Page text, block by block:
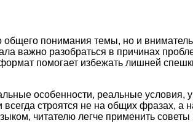
общего понимания темы, но и
важно разобраться в причинах
помогает избежать лишней
особенности, реальные
строятся не на общих фразах, а
читателю легче применить